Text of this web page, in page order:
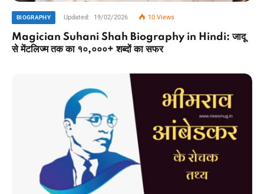
BIOGRAPHY Updated: 19/02/2026 10Views
Magician Suhani Shah Biography in Hindi: जादू
से मेंटलिज्म तक का १०,०००+ शब्दों का सफर